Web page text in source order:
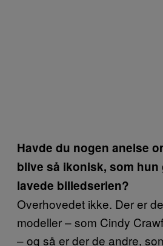
Havde du nogen anelse
blive så ikonisk, som hun
lavede billedserien?
Overhovedet ikke. Der er
modeller – som Cindy
– og så er der de andre,